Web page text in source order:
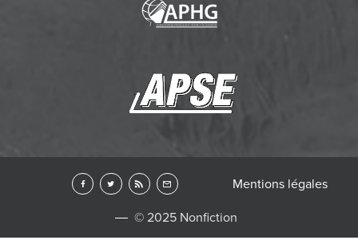
© 2025 Nonfiction
Mentions légales